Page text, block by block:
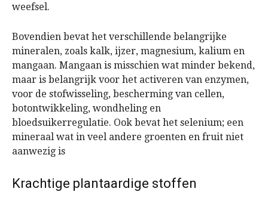
weefsel.
Bovendien bevat het verschillende belangrijke
mineralen, zoals kalk, ijzer, magnesium, kalium en
mangaan. Mangaan is misschien wat minder bekend,
maar is belangrijk voor het activeren van enzymen,
voor de stofwisseling, bescherming van cellen,
botontwikkeling, wondheling en
bloedsuikerregulatie. Ook bevat het selenium; een
mineraal wat in veel andere groenten en fruit niet
aanwezig is
Krachtige plantaardige stoffen